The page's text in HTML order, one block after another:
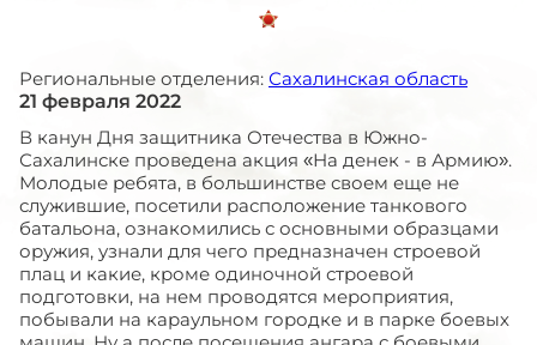
Региональные отделения: Сахалинская область
21 февраля 2022
В канун Дня защитника Отечества в Южно-
Сахалинске проведена акция «На денек - в Армию».
Молодые ребята, в большинстве своем еще не
служившие, посетили расположение танкового
батальона, ознакомились с основными образцами
оружия, узнали для чего предназначен строевой
плац и какие, кроме одиночной строевой
подготовки, на нем проводятся мероприятия,
побывали на караульном городке и в парке боевых